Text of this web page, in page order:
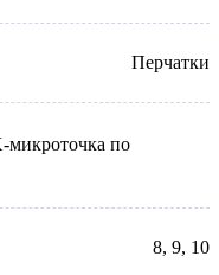
Перчатки
по
8, 9, 10